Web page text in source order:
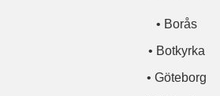
• Borås
• Botkyrka
• Göteborg